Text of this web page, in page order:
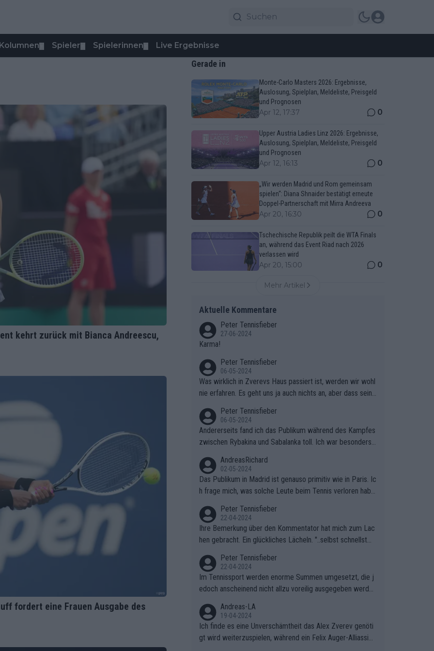
Spieler Spielerinnen Live Ergebnisse
kehrt zurück mit Bianca Andreescu,
fordert eine Frauen Ausgabe des
Gerade in
Monte-Carlo Masters 2026: Ergebnisse,
Auslosung, Spielplan, Meldeliste, Preisgeld
und Prognosen
Apr 12, 17:37 0
Upper Austria Ladies Linz 2026: Ergebnisse,
Auslosung, Spielplan, Meldeliste, Preisgeld
und Prognosen
Apr 12, 16:13 0
„Wir werden Madrid und Rom gemeinsam
spielen“: Diana Shnaider bestätigt erneute
Doppel-Partnerschaft mit Mirra Andreeva
Apr 20, 16:30 0
Tschechische Republik peilt die WTA Finals
an, während das Event Riad nach 2026
verlassen wird
Apr 20, 15:00 0
Mehr Artikel
Aktuelle Kommentare
Peter Tennisfieber
27-06-2024
Karma!
Peter Tennisfieber
06-05-2024
Was wirklich in Zverevs Haus passiert ist, werden wir wohl
nie erfahren. Es geht uns ja auch nichts an, aber dass seine
Peter Tennisfieber
06-05-2024
Andererseits fand ich das Publikum während des Kampfes
zwischen Rybakina und Sabalanka toll. Ich war besonders ü
AndreasRichard
02-05-2024
Das Publikum in Madrid ist genauso primitiv wie in Paris. Ic
h frage mich, was solche Leute beim Tennis verloren habe
er aufgehoben.
Peter Tennisfieber
22-04-2024
Ihre Bemerkung über den Kommentator hat mich zum Lac
hen gebracht. Ein glückliches Lächeln. "..selbst schnellstmö
Peter Tennisfieber
22-04-2024
Im Tennissport werden enorme Summen umgesetzt, die j
edoch anscheinend nicht allzu voreilig ausgegeben werde
Andreas-LA
19-04-2024
Ich finde es eine Unverschämtheit das Alex Zverev genöti
gt wird weiterzuspielen, während ein Felix Auger-Alliassim